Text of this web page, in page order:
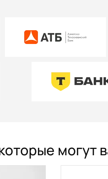
могут